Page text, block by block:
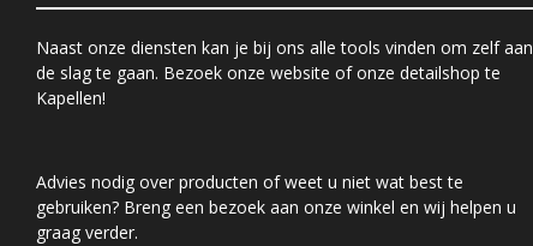
Naast onze diensten kan je bij ons alle tools vinden om zelf aan
de slag te gaan. Bezoek onze website of onze detailshop te
Kapellen!
Advies nodig over producten of weet u niet wat best te
gebruiken? Breng een bezoek aan onze winkel en wij helpen u
graag verder.